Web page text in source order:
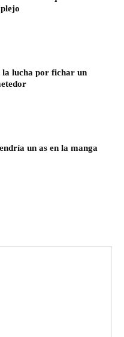
la lucha por fichar un
un as en la manga